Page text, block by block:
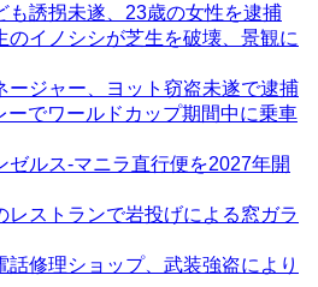
も誘拐未遂、23歳の女性を逮捕
のイノシシが芝生を破壊、景観に
ージャー、ヨット窃盗未遂で逮捕
ーでワールドカップ期間中に乗車
ゼルス-マニラ直行便を2027年開
レストランで岩投げによる窓ガラ
話修理ショップ、武装強盗により